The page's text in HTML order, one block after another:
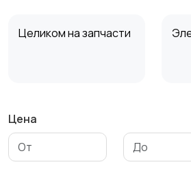
Целиком на запчасти
Цена